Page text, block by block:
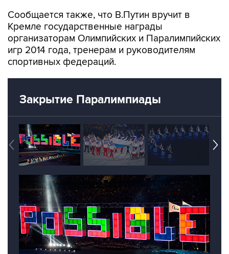
Сообщается также, что В.Путин вручит в
Кремле государственные награды
организаторам Олимпийских и Паралимпийских
игр 2014 года, тренерам и руководителям
спортивных федераций.
Закрытие Паралимпиады